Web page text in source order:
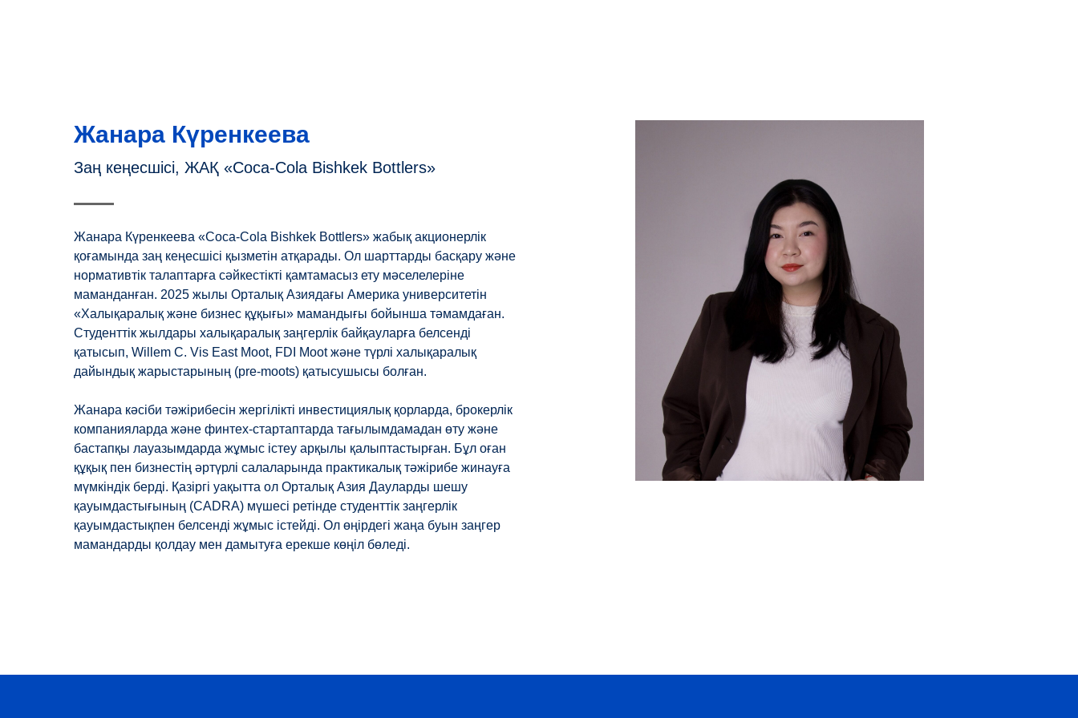
Жанара Күренкеева
Заң кеңесшісі, ЖАҚ «Coca-Cola Bishkek Bottlers»
Жанара Күренкеева «Coca-Cola Bishkek Bottlers» жабық акционерлік
қоғамында заң кеңесшісі қызметін атқарады. Ол шарттарды басқару және
нормативтік талаптарға сәйкестікті қамтамасыз ету мәселелеріне
маманданған. 2025 жылы Орталық Азиядағы Америка университетін
«Халықаралық және бизнес құқығы» мамандығы бойынша тәмамдаған.
Студенттік жылдары халықаралық заңгерлік байқауларға белсенді
қатысып, Willem C. Vis East Moot, FDI Moot және түрлі халықаралық
дайындық жарыстарының (pre-moots) қатысушысы болған.
Жанара кәсіби тәжірибесін жергілікті инвестициялық қорларда, брокерлік
компанияларда және финтех-стартаптарда тағылымдамадан өту және
бастапқы лауазымдарда жұмыс істеу арқылы қалыптастырған. Бұл оған
құқық пен бизнестің әртүрлі салаларында практикалық тәжірибе жинауға
мүмкіндік берді. Қазіргі уақытта ол Орталық Азия Дауларды шешу
қауымдастығының (CADRA) мүшесі ретінде студенттік заңгерлік
қауымдастықпен белсенді жұмыс істейді. Ол өңірдегі жаңа буын заңгер
мамандарды қолдау мен дамытуға ерекше көңіл бөледі.